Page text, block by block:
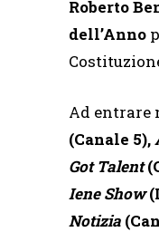
Roberto
dell’Anno
Ad entrare
(Canale 5),
Got Talent
Iene Show
Notizia